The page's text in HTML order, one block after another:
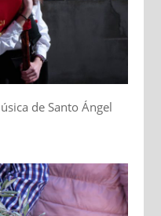
de Santo Ángel